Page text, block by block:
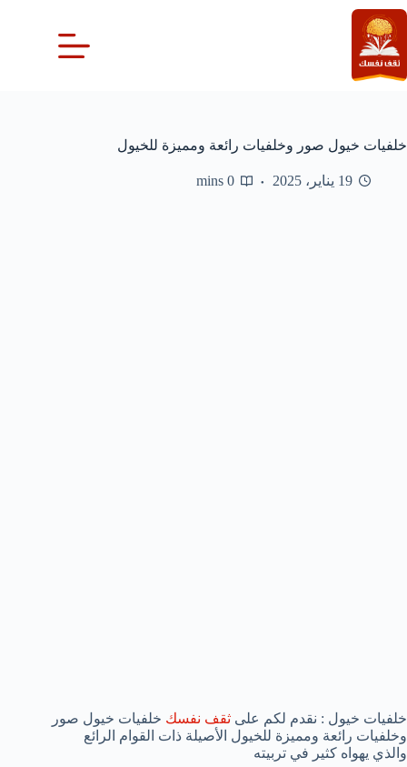
التجاوز
إلى
المحتوى
خلفيات خيول صور وخلفيات رائعة ومميزة للخيول
19 يناير، 2025 0 mins
خلفيات خيول : نقدم لكم على ثقف نفسك خلفيات خيول صور
وخلفيات رائعة ومميزة للخيول الأصيلة ذات القوام الرائع
والذي يهواه كثير في تربيته